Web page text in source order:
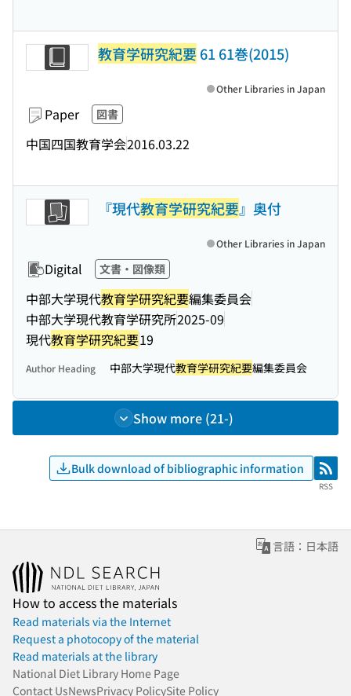
教育学研究紀要61 61巻(2015)
Paper 図書
中国四国教育学会2016.03.22
Other Libraries in Japan
『現代教育学研究紀要』奥付
Digital 文書・図像類
中部大学現代教育学研究紀要編集委員会
中部大学現代教育学研究所2025-09
現代教育学研究紀要19
Other Libraries in Japan
Author Heading 中部大学現代教育学研究紀要編集委員会
Show more (21-)
Bulk download of bibliographic information RSS
RSS
言語：日本語
How to access the materials
Read materials via the Internet
Request a photocopy of the material
Read materials at the library
National Diet Library Home Page
Contact UsNewsPrivacy PolicySite Policy